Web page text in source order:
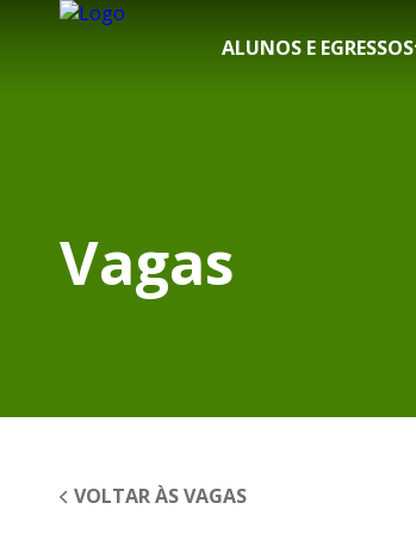
ALUNOS E EGRESSOS
Vagas
VOLTAR ÀS VAGAS